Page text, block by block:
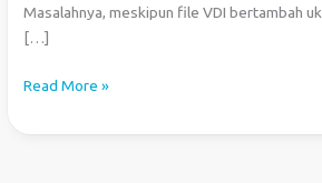
Masalahnya, meskipun file VDI bertambah
[…]
Mengecilkan
VDI
Read More »